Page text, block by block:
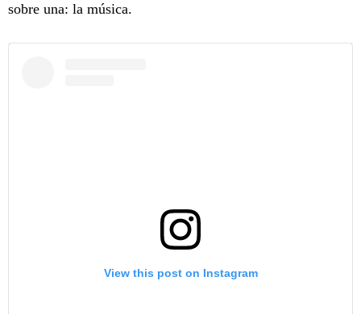
sobre una: la música.
View this post on Instagram